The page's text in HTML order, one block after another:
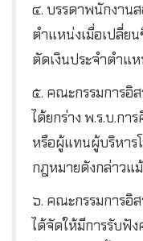
๔. บรรดาพนักงาน
ตำแหน่งเมื่อเปลี่ย
ตัดเงินประจำตำแห
๕. คณะกรรมการอิ
ได้ยกร่าง พ.ร.บ.ก
หรือผู้แทนผู้บริหารโ
กฎหมายดังกล่าวแ
๖. คณะกรรมการอิ
ได้จัดให้มีการรับฟั